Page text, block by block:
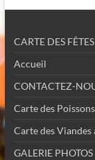
CARTE DES
Accueil
CONTACTEZ-
Carte des
Carte des
GALERIE PHOTOS